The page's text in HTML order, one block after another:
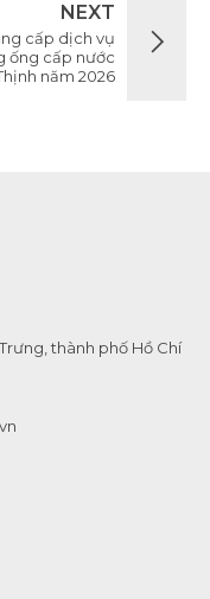
NEXT
cấp dịch vụ
ống cấp nước
năm 2026
thành phố Hồ Chí